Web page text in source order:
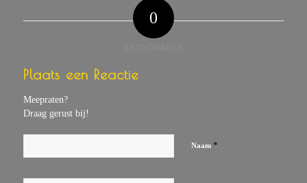
0
Plaats een Reactie
Meepraten?
Draag gerust bij!
Naam *